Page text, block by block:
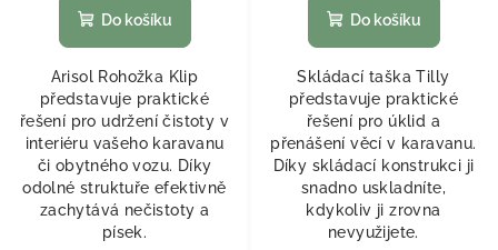
Do košíku
Arisol Rohožka Klip
představuje praktické
řešení pro udržení čistoty v
interiéru vašeho karavanu
či obytného vozu. Díky
odolné struktuře efektivně
zachytává nečistoty a
písek.
Do košíku
Skládací taška Tilly
představuje praktické
řešení pro úklid a
přenášení věcí v karavanu.
Díky skládací konstrukci ji
snadno uskladníte,
kdykoliv ji zrovna
nevyužijete.